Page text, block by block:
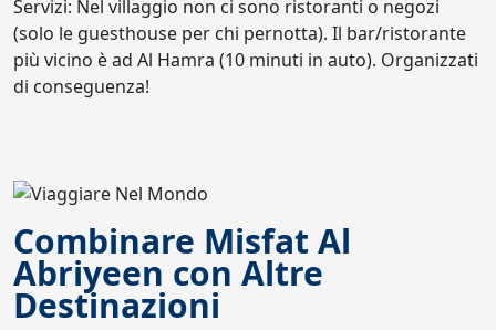
Servizi: Nel villaggio non ci sono ristoranti o negozi
(solo le guesthouse per chi pernotta). Il bar/ristorante
più vicino è ad Al Hamra (10 minuti in auto). Organizzati
di conseguenza!
Combinare Misfat Al
Abriyeen con Altre
Destinazioni